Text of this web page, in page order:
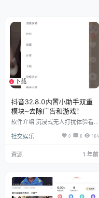
该怎么解决？ 安装 Adguard，打
开设置->DNS过滤-DNS请求拦
截-关闭 …
下载
抖音32.8.0内置小助手双重
模块~去除广告和游戏！
软件介绍 沉浸式无人打扰体验看
置了抖音的双模块 可以无水印下
乐、搭配舞蹈、表演等内容形式，
短视频！脑洞有多大，舞台就有多
大！好玩的人都在这里！【软件名
称】抖音 【软件大小】289 【软
社交娱乐 0 0 104
资源 1 年前